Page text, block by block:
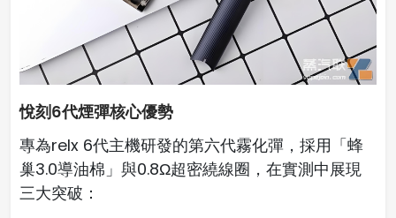
悅刻6代煙彈核心優勢
專為relx 6代主機研發的第六代霧化彈，採用「蜂
巢3.0導油棉」與0.8Ω超密繞線圈，在實測中展現
三大突破：